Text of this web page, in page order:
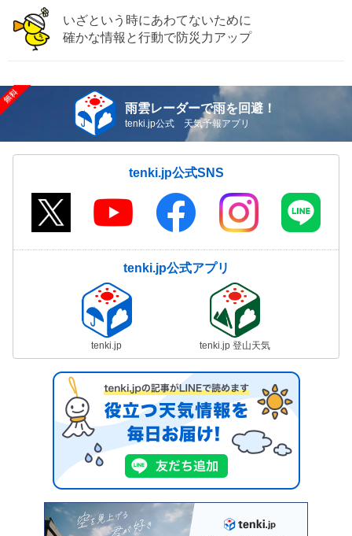
いざという時にあわてないために
確かな情報と行動で防災力アップ
雨雲レーダーで雨を回避！
tenki.jp公式 天気予報アプリ
tenki.jp公式SNS
tenki.jp公式アプリ
tenki.jp tenki.jp 登山天気